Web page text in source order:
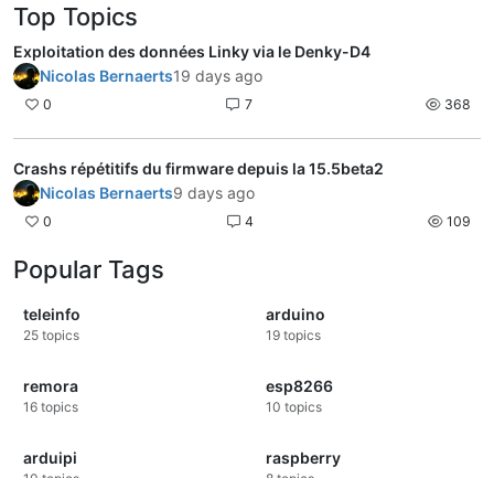
Top Topics
Exploitation des données Linky via le Denky-D4
Nicolas Bernaerts19 days ago
0 7 368
Crashs répétitifs du firmware depuis la 15.5beta2
Nicolas Bernaerts9 days ago
0 4 109
Popular Tags
teleinfo
25 topics
arduino
19 topics
remora
16 topics
esp8266
10 topics
arduipi raspberry